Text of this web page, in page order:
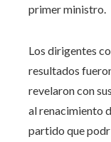
primer ministro.
Los dirigentes
resultados
revelaron con
al renacimiento
partido que